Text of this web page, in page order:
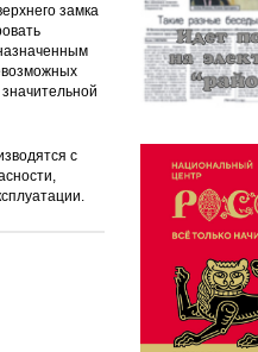
замка
с